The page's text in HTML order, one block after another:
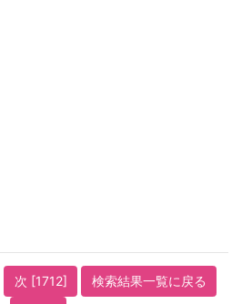
次 [1712]
検索結果一覧に戻る